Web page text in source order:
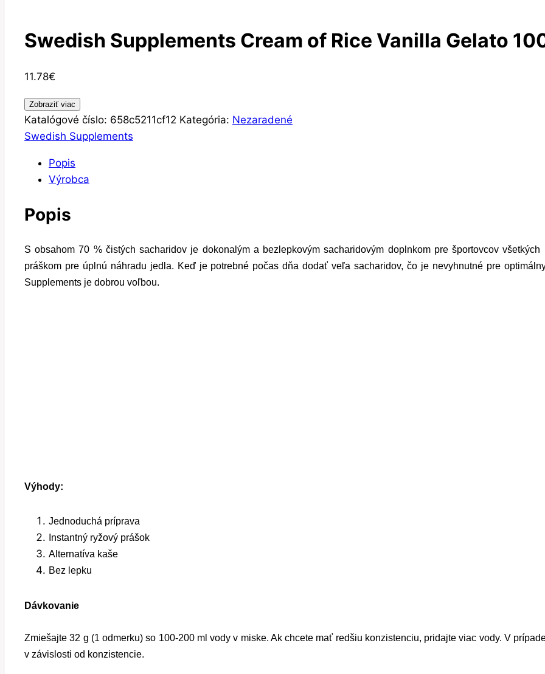
Swedish Supplements Cream of Rice Vanilla Gelato
11.78€
Zobraziť viac
Katalógové číslo: 658c5211cf12 Kategória: Nezaradené
Swedish Supplements
Popis
Výrobca
Popis
S obsahom 70 % čistých sacharidov je dokonalým a bezlepkovým sacharidovým doplnkom pre športovcov
práškom pre úplnú náhradu jedla. Keď je potrebné počas dňa dodať veľa sacharidov, čo je nevyhnutné pre
Supplements je dobrou voľbou.
Výhody:
Jednoduchá príprava
Instantný ryžový prášok
Alternatíva kaše
Bez lepku
Dávkovanie
Zmiešajte 32 g (1 odmerku) so 100-200 ml vody v miske. Ak chcete mať redšiu konzistenciu, pridajte viac vody. V
v závislosti od konzistencie.